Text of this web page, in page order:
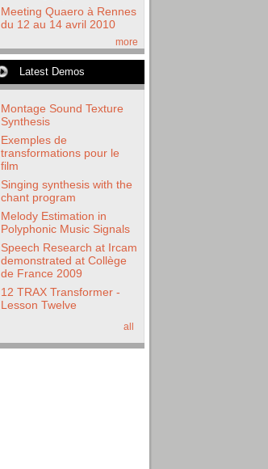
Meeting Quaero à Rennes
du 12 au 14 avril 2010
more
Latest Demos
Montage Sound Texture
Synthesis
Exemples de
transformations pour le
film
Singing synthesis with the
chant program
Melody Estimation in
Polyphonic Music Signals
Speech Research at Ircam
demonstrated at Collège
de France 2009
12 TRAX Transformer -
Lesson Twelve
all